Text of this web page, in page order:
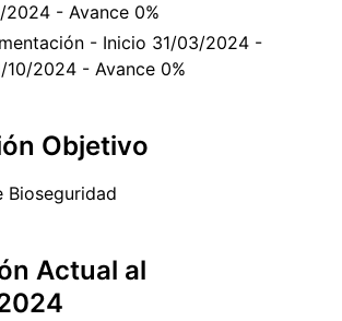
2024 - Avance 0%
- Inicio 31/03/2024 -
10/2024 - Avance 0%
Objetivo
Bioseguridad
Actual al